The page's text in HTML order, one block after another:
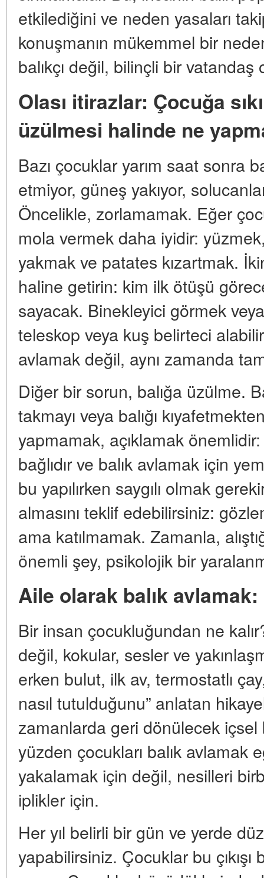
etkilediğini ve neden yasaları
konuşmanın mükemmel bir
balıkçı değil, bilinçli bir vatandaş
Olası itirazlar: Çocuğa
üzülmesi halinde ne
Bazı çocuklar yarım saat sonra
etmiyor, güneş yakıyor,
Öncelikle, zorlamamak. Eğer
mola vermek daha iyidir:
yakmak ve patates kızartmak.
haline getirin: kim ilk ötüşü
sayacak. Binekleyici görmek
teleskop veya kuş belirteci
avlamak değil, aynı zamanda
Diğer bir sorun, balığa üzülme.
takmayı veya balığı
yapmamak, açıklamak
bağlıdır ve balık avlamak için
bu yapılırken saygılı olmak
almasını teklif edebilirsiniz:
ama katılmamak. Zamanla,
önemli şey, psikolojik bir
Aile olarak balık avlamak:
Bir insan çocukluğundan ne
değil, kokular, sesler ve
erken bulut, ilk av, termostatlı
nasıl tutulduğunu” anlatan
zamanlarda geri dönülecek
yüzden çocukları balık avlamak
yakalamak için değil, nesilleri
iplikler için.
Her yıl belirli bir gün ve yerde
yapabilirsiniz. Çocuklar bu çıkışı